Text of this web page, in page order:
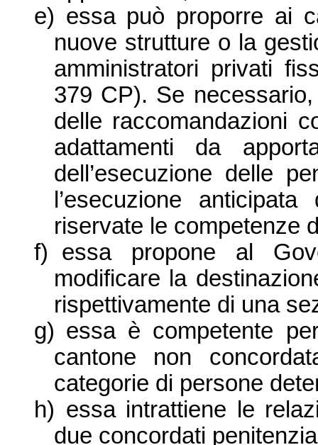
e) essa può proporre ai
nuove strutture o la
amministratori privati
379 CP). Se
delle raccomandazioni
adattamenti da
dell’esecuzione delle
l’esecuzione
riservate le competenze
f)
essa propone al
modificare la
rispettivamente di una
g) essa è competente
cantone non
categorie di persone
h) essa intrattiene le
due concordati